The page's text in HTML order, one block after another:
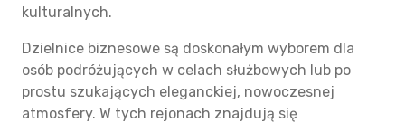
kulturalnych.
Dzielnice biznesowe są doskonałym wyborem dla
osób podróżujących w celach służbowych lub po
prostu szukających eleganckiej, nowoczesnej
atmosfery. W tych rejonach znajdują się